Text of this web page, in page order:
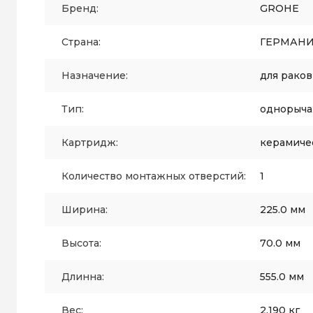
Бренд: GROHE
Страна:
Назначение: для
Тип:
Картридж:
Количество монтажных отверстий: 1
Ширина: 225.0 мм
Высота: 70.0 мм
Длинна: 555.0 мм
Вес: 2.190 кг